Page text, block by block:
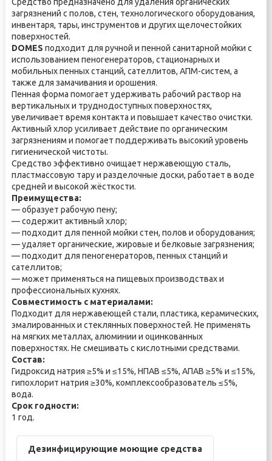
загрязнений с полов, стен, технологического оборудования,
инвентаря, тары, инструментов и других щелочестойких
поверхностей.
DOMES подходит для ручной и пенной санитарной мойки с
использованием пеногенераторов, стационарных и
мобильных пенных станций, сателлитов, АПМ-систем, а
также для замачивания и орошения.
Пенная форма помогает удерживать рабочий раствор на
вертикальных и труднодоступных поверхностях,
увеличивает время контакта и повышает качество очистки.
Активный хлор усиливает действие по органическим
загрязнениям и помогает поддерживать высокий уровень
гигиенической чистоты.
Средство эффективно очищает нержавеющую сталь,
пластмассовую тару и разделочные доски, работает в воде
средней и высокой жёсткости.
Преимущества:
— образует рабочую пену;
— содержит активный хлор;
— подходит для пенной мойки стен, полов и оборудования;
— удаляет органические, жировые и белковые загрязнения;
— подходит для пеногенераторов, пенных станций и
сателлитов;
— может применяться на пищевых производствах и
профессиональных кухнях.
Совместимость с материалами:
Подходит для нержавеющей стали, пластика, керамических,
эмалированных и стеклянных поверхностей. Не применять
на мягких металлах, алюминии и оцинкованных
поверхностях. Не смешивать с кислотными средствами.
Состав:
Гидроксид натрия ≥5% и ≤15%, НПАВ ≤5%, АПАВ ≥5% и ≤15%,
гипохлорит натрия ≥30%, комплексообразователь ≤5%,
вода.
Срок годности:
1 год.
Дезинфицирующие моющие средства